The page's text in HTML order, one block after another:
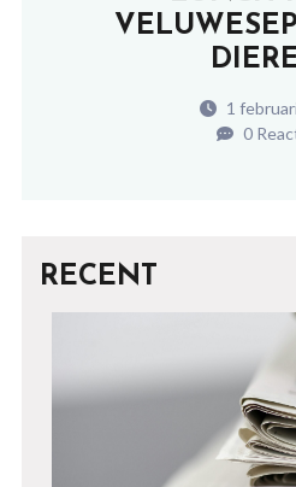
1
0
RECENT